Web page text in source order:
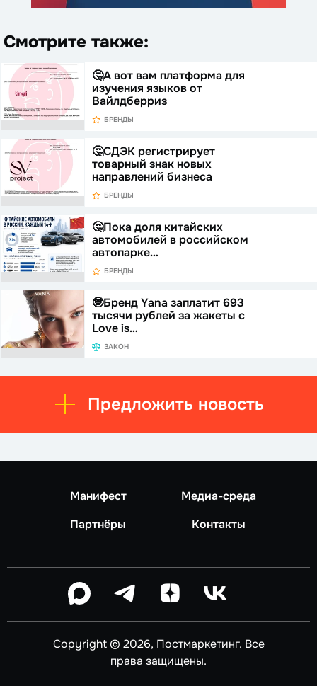
Смотрите также:
🤔А вот вам платформа для
изучения языков от
Вайлдберриз
БРЕНДЫ
🤔СДЭК регистрирует
товарный знак новых
направлений бизнеса
БРЕНДЫ
🤔Пока доля китайских
автомобилей в российском
автопарке…
БРЕНДЫ
🤓Бренд Yana заплатит 693
тысячи рублей за жакеты с
Love is…
ЗАКОН
Предложить новость
Манифест
Медиа-среда
Партнёры
Контакты
Copyright © 2026, Постмаркетинг. Все
права защищены.